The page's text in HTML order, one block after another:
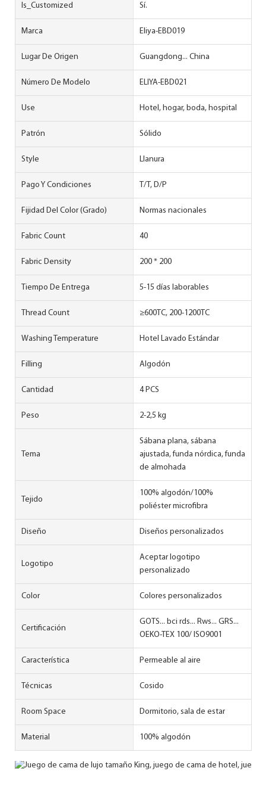
Is_Customized Sí.
Marca Eliya-EBD019
Lugar De Origen Guangdong... China
Número De Modelo ELIYA-EBD021
Use Hotel, hogar, boda, hospital
Patrón Sólido
Style Llanura
Pago Y Condiciones T/T, D/P
Fijidad Del Color (grado) Normas nacionales
Fabric Count 40
Fabric Density 200 * 200
Tiempo De Entrega 5-15 días laborables
Thread Count ≥600TC, 200-1200TC
Washing Temperature Hotel Lavado Estándar
Filling Algodón
Cantidad 4 PCS
Peso 2-2,5 kg
Tema
Sábana plana, sábana
ajustada, funda nórdica, funda
de almohada
Tejido
100% algodón/100%
poliéster microfibra
Diseño Diseños personalizados
Logotipo
Aceptar logotipo
personalizado
Color Colores personalizados
Certificación
GOTS... bci rds... Rws... GRS...
OEKO-TEX 100/ ISO9001
Característica Permeable al aire
Técnicas Cosido
Room Space Dormitorio, sala de estar
Material 100% algodón